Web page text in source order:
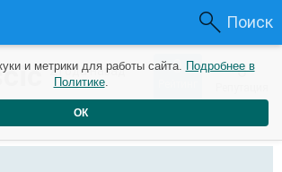
Поиск
2 года назад 0 0
и метрики для работы сайта. Подробнее в
Политике.
ОК